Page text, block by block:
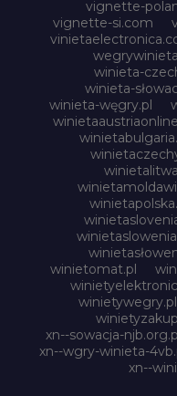
vignette-
vignette-si.com
winieta-
winieta-
winieta-węgry.pl
winietomat.pl
winietywegry.pl
xn--sowacja-
xn--wgry-winieta-
xn--